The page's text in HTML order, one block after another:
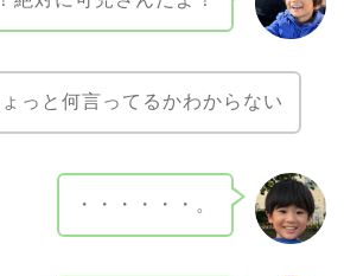
っと何言ってるかわからない
・・・・・・。